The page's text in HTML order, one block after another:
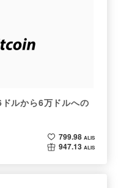
ルから6万ドルへの
799.98 ALIS
947.13 ALIS